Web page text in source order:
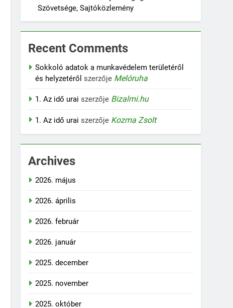
Szövetsége, Sajtóközlemény
Recent Comments
Sokkoló adatok a munkavédelem területéről
és helyzetéről szerzője Melóruha
1. Az idő urai szerzője Bizalmi.hu
1. Az idő urai szerzője Kozma Zsolt
Archives
2026. május
2026. április
2026. február
2026. január
2025. december
2025. november
2025. október